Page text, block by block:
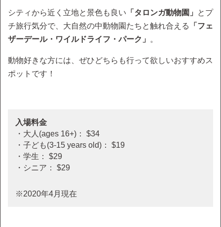
シティから近く立地と景色も良い 「タロンガ動物園」
とプ
チ旅行気分で、大自然の中動物園たちと触れ合える
「フェ
ザーデール・ワイルドライフ・パーク」
。
動物好きな方には、ぜひどちらも行って欲しいおすすめス
ポットです！
入場料金
・大人(ages 16+)： $34
・子ども(3-15 years old)： $19
・学生： $29
・シニア： $29
※2020年4月現在